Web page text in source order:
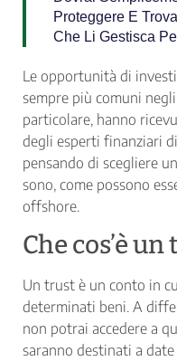
Proteggere E
Che Li Gestisca
Le opportunità di
sempre più comuni
particolare, hanno
degli esperti finanziari
pensando di scegliere
sono, come possono
offshore.
Che cos’è
Un trust è un conto in
determinati beni. A
non potrai accedere a
saranno destinati a